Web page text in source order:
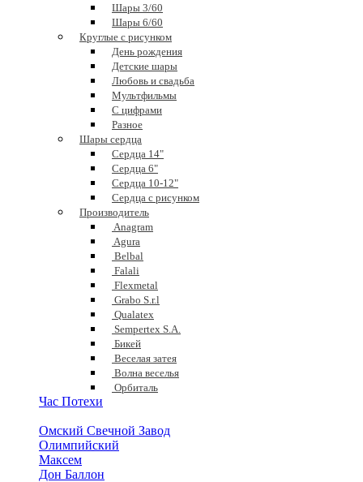
Шары 3/60
Шары 6/60
Круглые с рисунком
День рождения
Детские шары
Любовь и свадьба
Мультфильмы
С цифрами
Разное
Шары сердца
Сердца 14"
Сердца 6"
Сердца 10-12"
Сердца с рисунком
Производитель
Anagram
Agura
Belbal
Falali
Flexmetal
Grabo S.r.l
Qualatex
Sempertex S.A.
Бикей
Веселая затея
Волна веселья
Орбиталь
Час Потехи
Омский Свечной Завод
Олимпийский
Максем
Дон Баллон